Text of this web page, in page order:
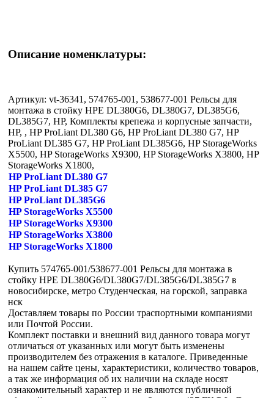
Описание номенклатуры:
Артикул: vt-36341, 574765-001, 538677-001 Рельсы для
монтажа в стойку HPE DL380G6, DL380G7, DL385G6,
DL385G7, HP, Комплекты крепежа и корпусные запчасти,
HP, , HP ProLiant DL380 G6, HP ProLiant DL380 G7, HP
ProLiant DL385 G7, HP ProLiant DL385G6, HP StorageWorks
X5500, HP StorageWorks X9300, HP StorageWorks X3800, HP
StorageWorks X1800,
HP ProLiant DL380 G7
HP ProLiant DL385 G7
HP ProLiant DL385G6
HP StorageWorks X5500
HP StorageWorks X9300
HP StorageWorks X3800
HP StorageWorks X1800
Купить 574765-001/538677-001 Рельсы для монтажа в
стойку HPE DL380G6/DL380G7/DL385G6/DL385G7 в
новосибирске, метро Студенческая, на горской, заправка
нск
Доставляем товары по России траспортными компаниями
или Почтой России.
Комплект поставки и внешний вид данного товара могут
отличаться от указанных или могут быть изменены
производителем без отражения в каталоге. Приведенные
на нашем сайте цены, характеристики, количество товаров,
а так же информация об их наличии на складе носят
ознакомительный характер и не являются публичной